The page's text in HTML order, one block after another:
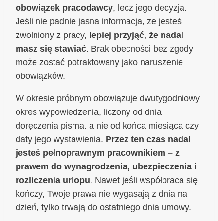
obowiązek pracodawcy, lecz jego decyzja.
Jeśli nie padnie jasna informacja, że jesteś
zwolniony z pracy, lepiej przyjąć, że nadal
masz się stawiać. Brak obecności bez zgody
może zostać potraktowany jako naruszenie
obowiązków.
W okresie próbnym obowiązuje dwutygodniowy
okres wypowiedzenia, liczony od dnia
doręczenia pisma, a nie od końca miesiąca czy
daty jego wystawienia. Przez ten czas nadal
jesteś pełnoprawnym pracownikiem – z
prawem do wynagrodzenia, ubezpieczenia i
rozliczenia urlopu. Nawet jeśli współpraca się
kończy, Twoje prawa nie wygasają z dnia na
dzień, tylko trwają do ostatniego dnia umowy.